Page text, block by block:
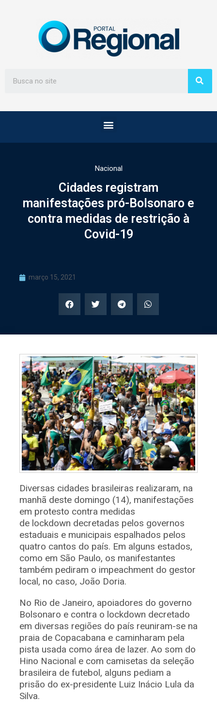
Nacional
Cidades registram
manifestações pró-Bolsonaro e
contra medidas de restrição à
Covid-19
março 15, 2021
Diversas cidades brasileiras realizaram, na
manhã deste domingo (14), manifestações
em protesto contra medidas
de lockdown decretadas pelos governos
estaduais e municipais espalhados pelos
quatro cantos do país. Em alguns estados,
como em São Paulo, os manifestantes
também pediram o impeachment do gestor
local, no caso, João Doria.
No Rio de Janeiro, apoiadores do governo
Bolsonaro e contra o lockdown decretado
em diversas regiões do país reuniram-se na
praia de Copacabana e caminharam pela
pista usada como área de lazer. Ao som do
Hino Nacional e com camisetas da seleção
brasileira de futebol, alguns pediam a
prisão do ex-presidente Luiz Inácio Lula da
Silva.